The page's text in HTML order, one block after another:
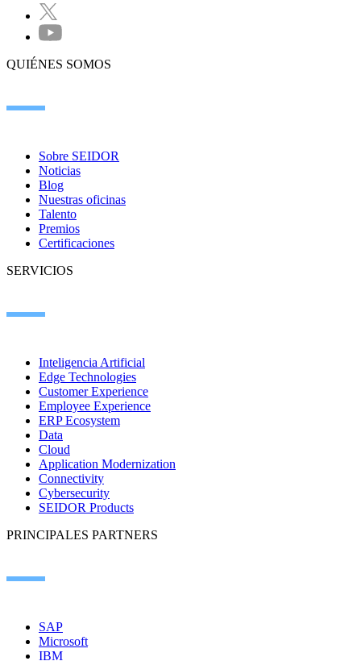
QUIÉNES SOMOS
Sobre SEIDOR
Noticias
Blog
Nuestras oficinas
Talento
Premios
Certificaciones
SERVICIOS
Inteligencia Artificial
Edge Technologies
Customer Experience
Employee Experience
ERP Ecosystem
Data
Cloud
Application Modernization
Connectivity
Cybersecurity
SEIDOR Products
PRINCIPALES PARTNERS
SAP
Microsoft
IBM